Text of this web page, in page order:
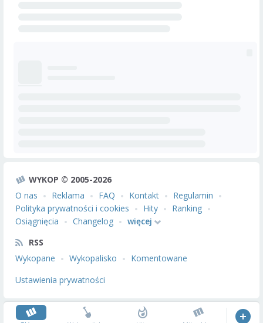
WYKOP © 2005-2026
O nas
Reklama FAQ Kontakt
Regulamin
Polityka prywatności i cookies
Hity
Ranking
Osiągnięcia
Changelog
więcej
RSS
Wykopane
Wykopalisko
Komentowane
Ustawienia prywatności